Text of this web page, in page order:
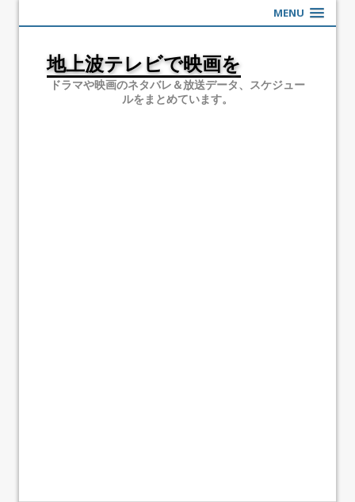
MENU
地上波テレビで映画を
ドラマや映画のネタバレ＆放送データ、スケジュー
ルをまとめています。